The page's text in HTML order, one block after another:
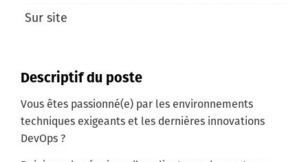
Sur site
Descriptif du poste
Vous êtes passionné(e) par les environnements
techniques exigeants et les dernières innovations
DevOps ?